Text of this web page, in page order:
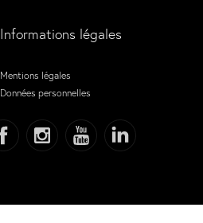
Informations légales
Mentions légales
Données personnelles